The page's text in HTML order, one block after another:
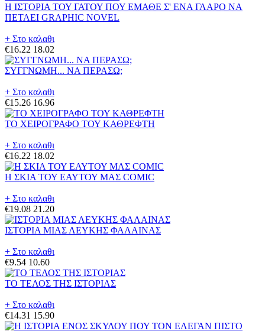
Η ΙΣΤΟΡΙΑ ΤΟΥ ΓΑΤΟΥ ΠΟΥ ΕΜΑΘΕ Σ' ΕΝΑ ΓΛΑΡΟ ΝΑ
ΠΕΤΑΕΙ GRAPHIC NOVEL
+ Στο καλαθι
€16.22 18.02
ΣΥΓΓΝΩΜΗ... ΝΑ ΠΕΡΑΣΩ;
+ Στο καλαθι
€15.26 16.96
ΤΟ ΧΕΙΡΟΓΡΑΦΟ ΤΟΥ ΚΑΘΡΕΦΤΗ
+ Στο καλαθι
€16.22 18.02
Η ΣΚΙΑ ΤΟΥ ΕΑΥΤΟΥ ΜΑΣ COMIC
+ Στο καλαθι
€19.08 21.20
ΙΣΤΟΡΙΑ ΜΙΑΣ ΛΕΥΚΗΣ ΦΑΛΑΙΝΑΣ
+ Στο καλαθι
€9.54 10.60
ΤΟ ΤΕΛΟΣ ΤΗΣ ΙΣΤΟΡΙΑΣ
+ Στο καλαθι
€14.31 15.90